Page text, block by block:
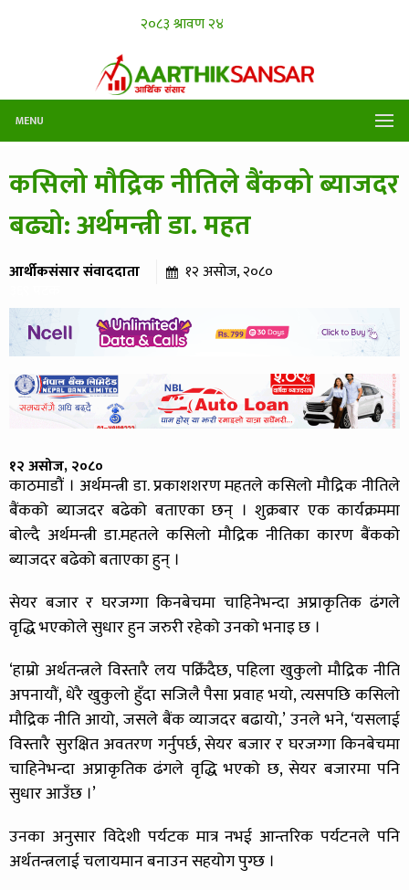
MENU
कसिलो मौद्रिक नीतिले बैंकको ब्याजदर
बढ्यो: अर्थमन्त्री डा. महत
आर्थीकसंसार संवाददाता १२ असोज, २०८०
१२ असोज, २०८०
काठमाडौं । अर्थमन्त्री डा. प्रकाशशरण महतले कसिलो मौद्रिक नीतिले
बैंकको ब्याजदर बढेको बताएका छन् । शुक्रबार एक कार्यक्रममा
बोल्दै अर्थमन्त्री डा.महतले कसिलो मौद्रिक नीतिका कारण बैंकको
ब्याजदर बढेको बताएका हुन् ।
सेयर बजार र घरजग्गा किनबेचमा चाहिनेभन्दा अप्राकृतिक ढंगले
वृद्धि भएकोले सुधार हुन जरुरी रहेको उनको भनाइ छ ।
‘हाम्रो अर्थतन्त्रले विस्तारै लय पक्रिँदैछ, पहिला खुकुलो मौद्रिक नीति
अपनायौं, धेरै खुकुलो हुँदा सजिलै पैसा प्रवाह भयो, त्यसपछि कसिलो
मौद्रिक नीति आयो, जसले बैंक व्याजदर बढायो,’ उनले भने, ‘यसलाई
विस्तारै सुरक्षित अवतरण गर्नुपर्छ, सेयर बजार र घरजग्गा किनबेचमा
चाहिनेभन्दा अप्राकृतिक ढंगले वृद्धि भएको छ, सेयर बजारमा पनि
सुधार आउँछ ।’
उनका अनुसार विदेशी पर्यटक मात्र नभई आन्तरिक पर्यटनले पनि
अर्थतन्त्रलाई चलायमान बनाउन सहयोग पुग्छ ।